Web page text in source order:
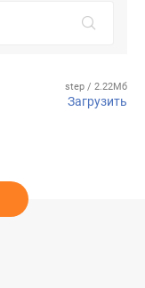
step / 2.22Мб
Загрузить